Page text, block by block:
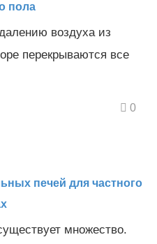
пола
воздуха из
перекрываются все
0
печей для частного
множество.